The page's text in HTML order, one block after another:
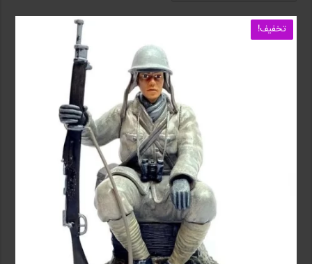
تخفیف!